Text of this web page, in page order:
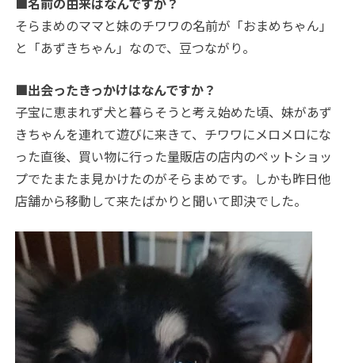
そらまめのママと妹のチワワの名前が「おまめちゃん」
と「あずきちゃん」なので、豆つながり。
■出会ったきっかけはなんですか？
子宝に恵まれず犬と暮らそうと考え始めた頃、妹があず
きちゃんを連れて遊びに来きて、チワワにメロメロにな
った直後、買い物に行った量販店の店内のペットショッ
プでたまたま見かけたのがそらまめです。しかも昨日他
店舗から移動して来たばかりと聞いて即決でした。